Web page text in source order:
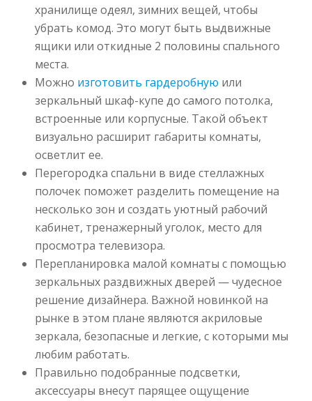
хранилище одеял, зимних вещей, чтобы
убрать комод. Это могут быть выдвижные
ящики или откидные 2 половины спального
места.
Можно изготовить гардеробную или
зеркальный шкаф-купе до самого потолка,
встроенные или корпусные. Такой объект
визуально расширит габариты комнаты,
осветлит ее.
Перегородка спальни в виде стеллажных
полочек поможет разделить помещение на
несколько зон и создать уютный рабочий
кабинет, тренажерный уголок, место для
просмотра телевизора.
Перепланировка малой комнаты с помощью
зеркальных раздвижных дверей — чудесное
решение дизайнера. Важной новинкой на
рынке в этом плане являются акриловые
зеркала, безопасные и легкие, с которыми мы
любим работать.
Правильно подобранные подсветки,
аксессуары внесут парящее ощущение